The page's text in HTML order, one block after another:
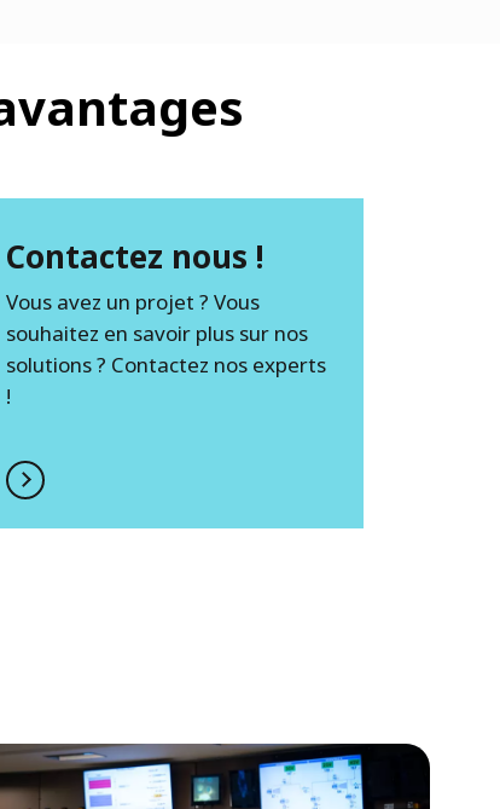
Contactez nous !
Vous avez un projet ? Vous
souhaitez en savoir plus sur nos
solutions ? Contactez nos experts
!